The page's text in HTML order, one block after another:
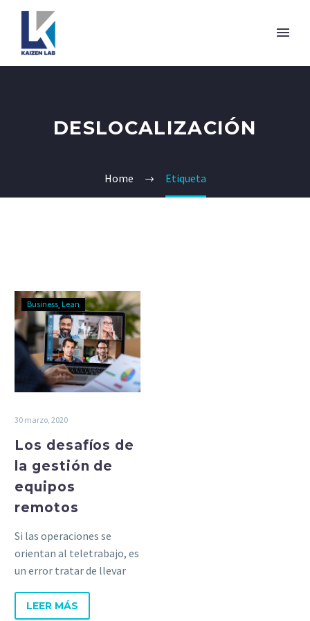
DESLOCALIZACIÓN
Home Etiqueta
Business Lean
30 marzo, 2020
Los desafíos de
la gestión de
equipos
remotos
Si las operaciones se
orientan al teletrabajo, es
un error tratar de llevar
reproducirlas en el espacio
LEER MÁS